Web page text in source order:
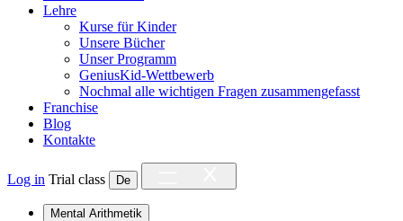
Lehre
Kurse für Kinder
Unsere Bücher
Unser Programm
GeniusKid-Wettbewerb
Nochmal alle wichtigen Fragen zusammengefasst
Franchise
Blog
Kontakte
Log in Trial class De
Mental Arithmetik